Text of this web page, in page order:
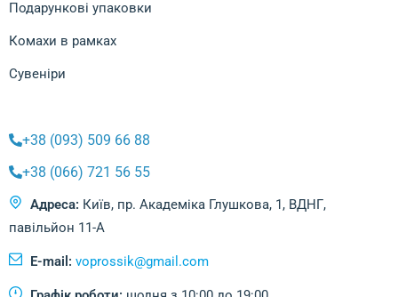
Подарункові упаковки
Комахи в рамках
Сувеніри
+38 (093) 509 66 88
+38 (066) 721 56 55
Адреса: Київ, пр. Академіка Глушкова, 1, ВДНГ,
павільйон 11-А
E-mail: voprossik@gmail.com